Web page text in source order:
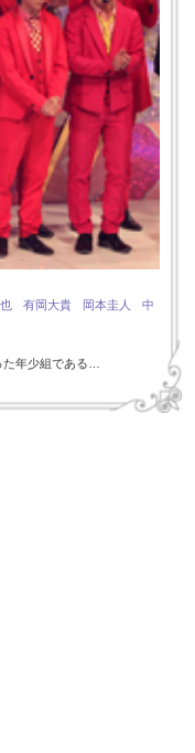
有岡大貴 岡本圭人
中
年少組である…